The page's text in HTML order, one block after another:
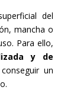
del
mancha o
Para ello,
y de
un